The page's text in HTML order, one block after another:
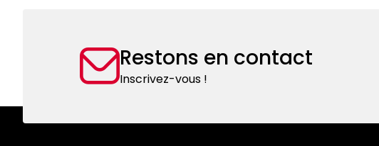
Restons en contact
Inscrivez-vous !